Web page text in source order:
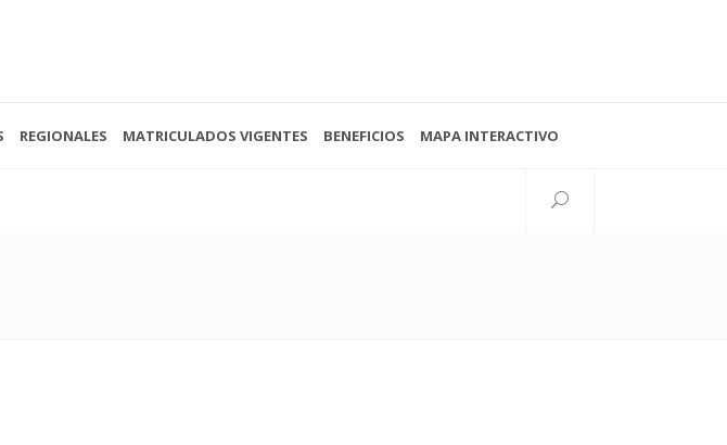
Av. 38 N°997 esq. 15
Seguinos
REGIONALES MATRICULADOS VIGENTES BENEFICIOS MAPA INTERACTIVO